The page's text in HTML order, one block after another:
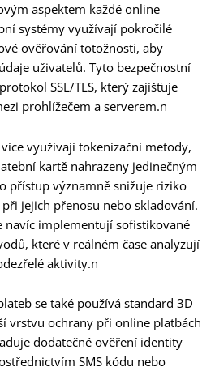
aspektem každé online
systémy využívají pokročilé
ověřování totožnosti, aby
uživatelů. Tyto bezpečnostní
SSL/TLS, který zajišťuje
prohlížečem a serverem.n
využívají tokenizační metody,
kartě nahrazeny jedinečným
přístup významně snižuje riziko
jejich přenosu nebo skladování.
navíc implementují sofistikované
které v reálném čase analyzují
aktivity.n
se také používá standard 3D
vrstvu ochrany při online platbách
dodatečné ověření identity
SMS kódu nebo